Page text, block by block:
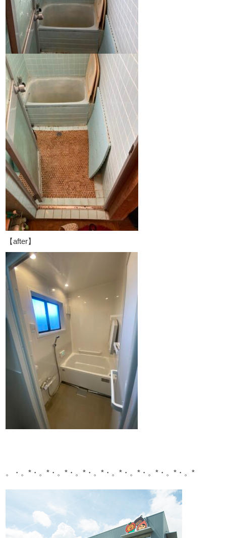
【after】
。・。*・。*・。*・。*・。*・。*・。*・。*・。*・。*